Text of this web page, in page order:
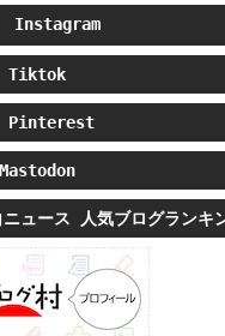
Instagram
Tiktok
Pinterest
ニュース 人気ブログランキ